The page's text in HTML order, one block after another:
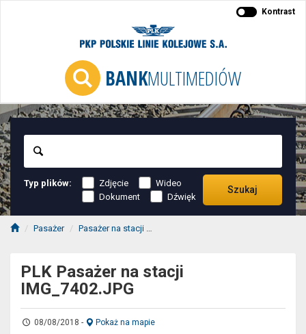
BANKMULTIMEDIÓW
Kontrast
Typ plików: Zdjęcie
Wideo
Dokument
Dźwięk
Szukaj
Pasażer Pasażer na stacji
PLK Pasażer na stacji
IMG_7402.JPG
08/08/2018 - Pokaż na mapie